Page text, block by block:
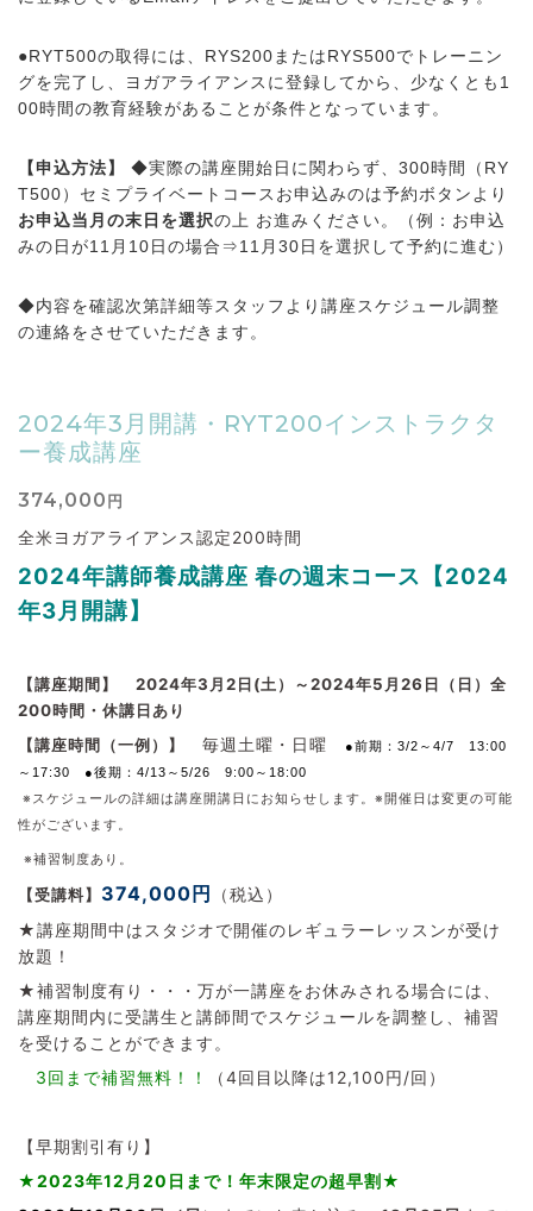
●RYT500の取得には、RYS200またはRYS500でトレーニン
グを完了し、ヨガアライアンスに登録してから、少なくとも1
00時間の教育経験があることが条件となっています。
【申込方法】
◆実際の講座開始日に関わらず、300時間（RY
T500）セミプライベートコースお申込みのは予約ボタンより
お申込当月の末日を選択の上 お進みください。（例：お申込
みの日が11月10日の場合⇒11月30日を選択して予約に進む）
◆内容を確認次第詳細等スタッフより講座スケジュール調整
の連絡をさせていただきます。
2024年3月開講・RYT200インストラクタ
ー養成講座
374,000 円
全米ヨガアライアンス認定200時間
2024年講師養成講座 春の週末コース【2024
年3月開講】
【講座期間】
2024年3月2日(土）～2024年5月26日（日）全
200時間・休講日あり
【講座時間（一例）】
毎週土曜・日曜
●前期：3/2～4/7 13:00
～17:30 ●後期：4/13～5/26 9:00～18:00
※スケジュールの詳細は講座開講日にお知らせします。 ※開催日は変更の可能
性がございます。
※補習制度あり。
【受講料】 374,000円
（税込）
★講座期間中はスタジオで開催のレギュラーレッスンが受け
放題！
★補習制度有り・・・万が一講座をお休みされる場合には、
講座期間内に受講生と講師間でスケジュールを調整し、補習
を受けることができます。
3回まで補習無料！！
（4回目以降は12,100円/回）
【早期割引有り】
★2023年12月20日まで！年末限定の超早割★